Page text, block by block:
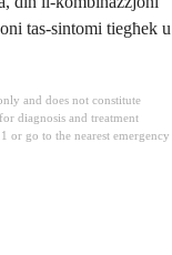
tas-sintomi tiegħek u
and does not constitute
diagnosis and treatment
or go to the nearest emergency